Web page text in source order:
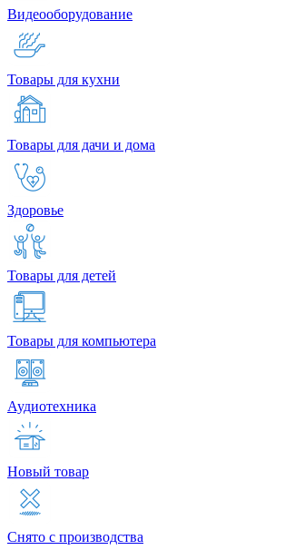
Видеооборудование
Товары для кухни
Товары для дачи и дома
Здоровье
Товары для детей
Товары для компьютера
Аудиотехника
Новый товар
Снято с производства